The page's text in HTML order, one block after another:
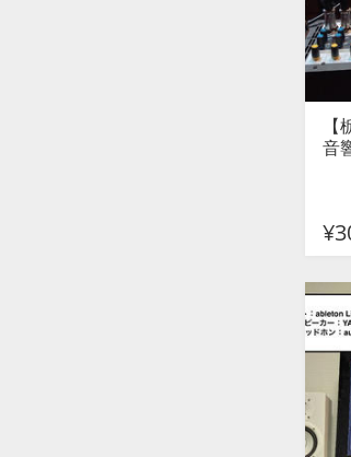
音